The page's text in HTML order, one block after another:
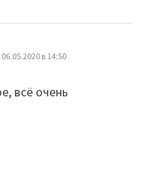
06.05.2020 в 14:50
всё очень